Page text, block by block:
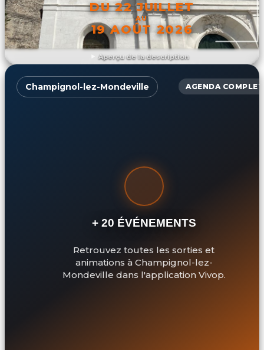
Aperçu de la description
DU 22 JUILLET
AU
19 AOÛT 2026
DÉCOUVRIR L'ÉVÉNEMENT
Champignol-lez-Mondeville AGENDA COMPLET
+ 20 ÉVÉNEMENTS
Retrouvez toutes les sorties et
animations à Champignol-lez-
Mondeville dans l'application Vivop.